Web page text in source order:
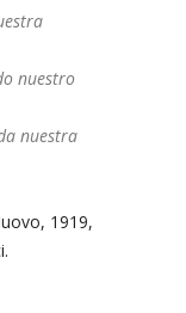
nuestro
nuestra
1919,